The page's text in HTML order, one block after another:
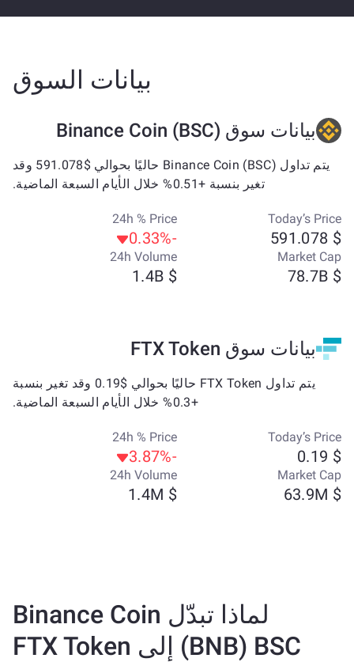
بيانات السوق
بيانات سوق Binance Coin (BSC)
يتم تداول Binance Coin (BSC) حاليًا بحوالي $591.078 وقد
تغير بنسبة +0.51% خلال الأيام السبعة الماضية.
Today’s Price
$ 591.078
24h % Price
-0.33%
Market Cap
$ 78.7B
24h Volume
$ 1.4B
بيانات سوق FTX Token
يتم تداول FTX Token حاليًا بحوالي $0.19 وقد تغير بنسبة
+0.3% خلال الأيام السبعة الماضية.
Today’s Price
$ 0.19
24h % Price
-3.87%
Market Cap
$ 63.9M
24h Volume
$ 1.4M
لماذا تبدّل Binance Coin
(BNB) BSC إلى FTX Token